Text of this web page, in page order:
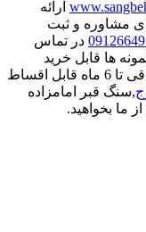
ارائه
مشاوره و ثبت
در تماس
ها قابل خرید
اقساط فقط با پیش پرداخت 20 درصد و الباقی تا 6 ماه قابل اقساط
,سنگ قبر امامزاده
بخواهید.